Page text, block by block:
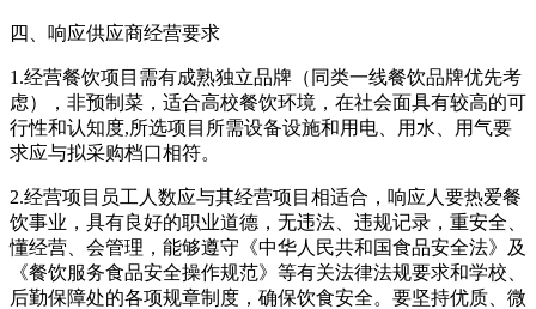
四、响应供应商经营要求
1.经营餐饮项目需有成熟独立品牌（同类一线餐饮品牌优先考
虑），非预制菜，适合高校餐饮环境，在社会面具有较高的可
行性和认知度,所选项目所需设备设施和用电、用水、用气要
求应与拟采购档口相符。
2.经营项目员工人数应与其经营项目相适合，响应人要热爱餐
饮事业，具有良好的职业道德，无违法、违规记录，重安全、
懂经营、会管理，能够遵守《中华人民共和国食品安全法》及
《餐饮服务食品安全操作规范》等有关法律法规要求和学校、
后勤保障处的各项规章制度，确保饮食安全。要坚持优质、微